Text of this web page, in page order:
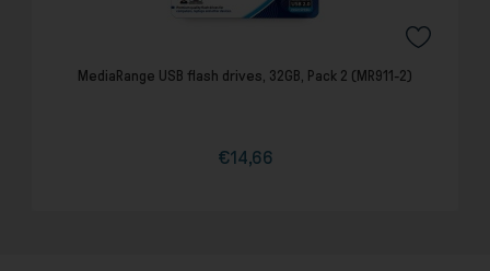
MediaRange USB flash drives, 32GB, Pack 2 (MR911-2)
Τιμή
€14,66
Κανονική